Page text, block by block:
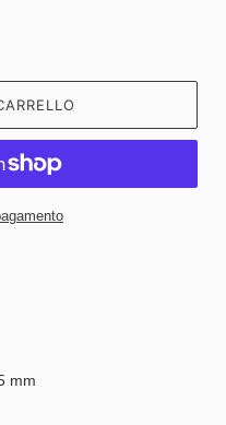
mm